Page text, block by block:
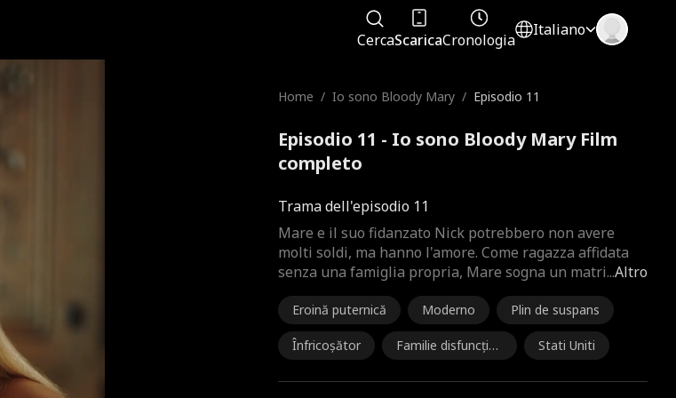
CercaScaricaCronologia
Italiano
Home / Io sono Bloody Mary / Episodio 11
Episodio 11 - Io sono Bloody Mary Film
completo
Trama dell'episodio 11
Altro
Mare e il suo fidanzato Nick potrebbero non avere
molti soldi, ma hanno l'amore. Come ragazza affidata
senza una famiglia propria, Mare sogna un matri...
Eroină puternică Moderno Plin de suspans
Înfricoșător
Familie disfuncțio
Stati Uniti